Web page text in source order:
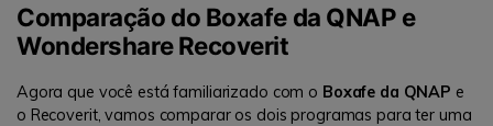
Comparação do Boxafe da QNAP e
Wondershare Recoverit
Agora que você está familiarizado com o Boxafe da QNAP e
o Recoverit, vamos comparar os dois programas para ter uma